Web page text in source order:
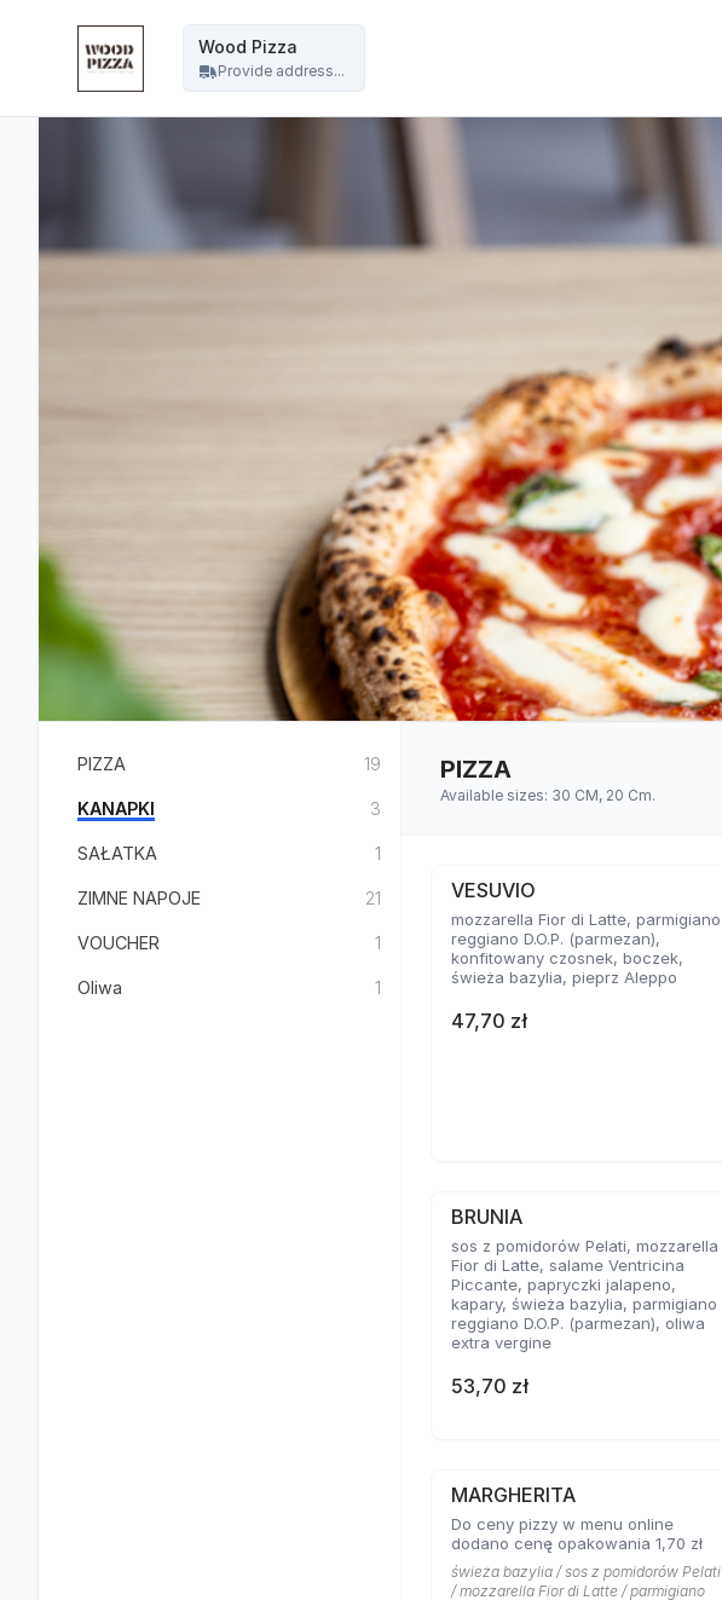
Wood Pizza
Provide address...
PIZZA 19
KANAPKI 3
SAŁATKA 1
ZIMNE NAPOJE 21
VOUCHER 1
Oliwa 1
PIZZA
Available sizes: 30 CM, 20 Cm.
VESUVIO
mozzarella Fior di Latte, parmigiano
reggiano D.O.P. (parmezan),
konfitowany czosnek, boczek,
świeża bazylia, pieprz Aleppo
47,70 zł
BRUNIA
sos z pomidorów Pelati, mozzarella
Fior di Latte, salame Ventricina
Piccante, papryczki jalapeno,
kapary, świeża bazylia, parmigiano
reggiano D.O.P. (parmezan), oliwa
extra vergine
53,70 zł
MARGHERITA
Do ceny pizzy w menu online
dodano cenę opakowania 1,70 zł
świeża bazylia / sos z pomidorów Pelati
/ mozzarella Fior di Latte / parmigiano